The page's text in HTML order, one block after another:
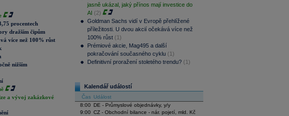
procentech
dražším čipům
více než 100% růst
nižším
a vývoj zakázkové
jasně ukázal, jaký přínos mají investice do
AI (2)
Goldman Sachs vidí v Evropě přehlížené
příležitosti. U dvou akcií očekává více než
100% růst (1)
Prémiové akcie, Mag495 a další
pokračování současného cyklu (1)
Definitivní proražení stoletého trendu? (1)
Kalendář událostí
Čas Událost
8:00
DE - Průmyslové objednávky, y/y
9:00 CZ - Obchodní bilance - nár. pojetí, mld. Kč